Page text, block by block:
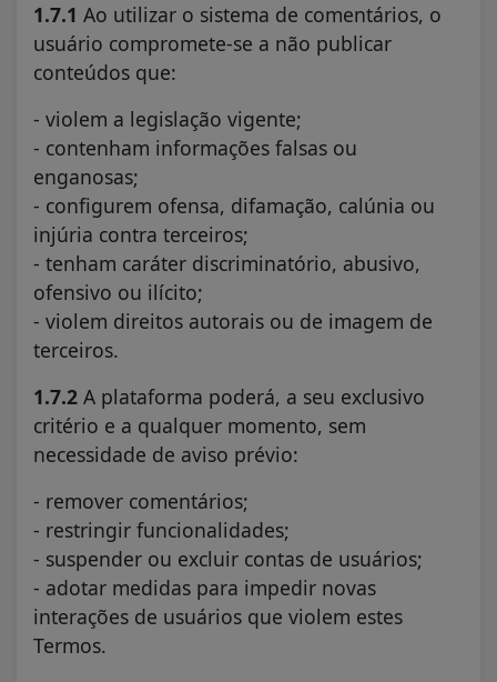
1.7.1 Ao utilizar o sistema de comentários, o
usuário compromete-se a não publicar
conteúdos que:
- violem a legislação vigente;
- contenham informações falsas ou
enganosas;
- configurem ofensa, difamação, calúnia ou
injúria contra terceiros;
- tenham caráter discriminatório, abusivo,
ofensivo ou ilícito;
- violem direitos autorais ou de imagem de
terceiros.
1.7.2 A plataforma poderá, a seu exclusivo
critério e a qualquer momento, sem
necessidade de aviso prévio:
- remover comentários;
- restringir funcionalidades;
- suspender ou excluir contas de usuários;
- adotar medidas para impedir novas
interações de usuários que violem estes
Termos.